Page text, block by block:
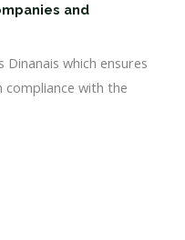
and
which ensures
with the